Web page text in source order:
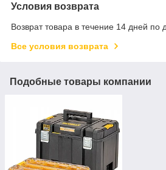
Условия возврата
Возврат товара в течение 14 дней по
Все условия возврата
Подобные товары компании